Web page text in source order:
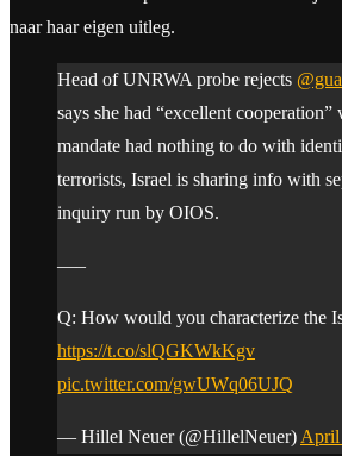
naar haar eigen uitleg.
Head of UNRWA probe rejects
says she had “excellent cooperation”
mandate had nothing to do with
terrorists, Israel is sharing info with
inquiry run by OIOS.
—–
Q: How would you characterize the
https://t.co/slQGKWkKgv
pic.twitter.com/gwUWq06UJQ
— Hillel Neuer (@HillelNeuer) April